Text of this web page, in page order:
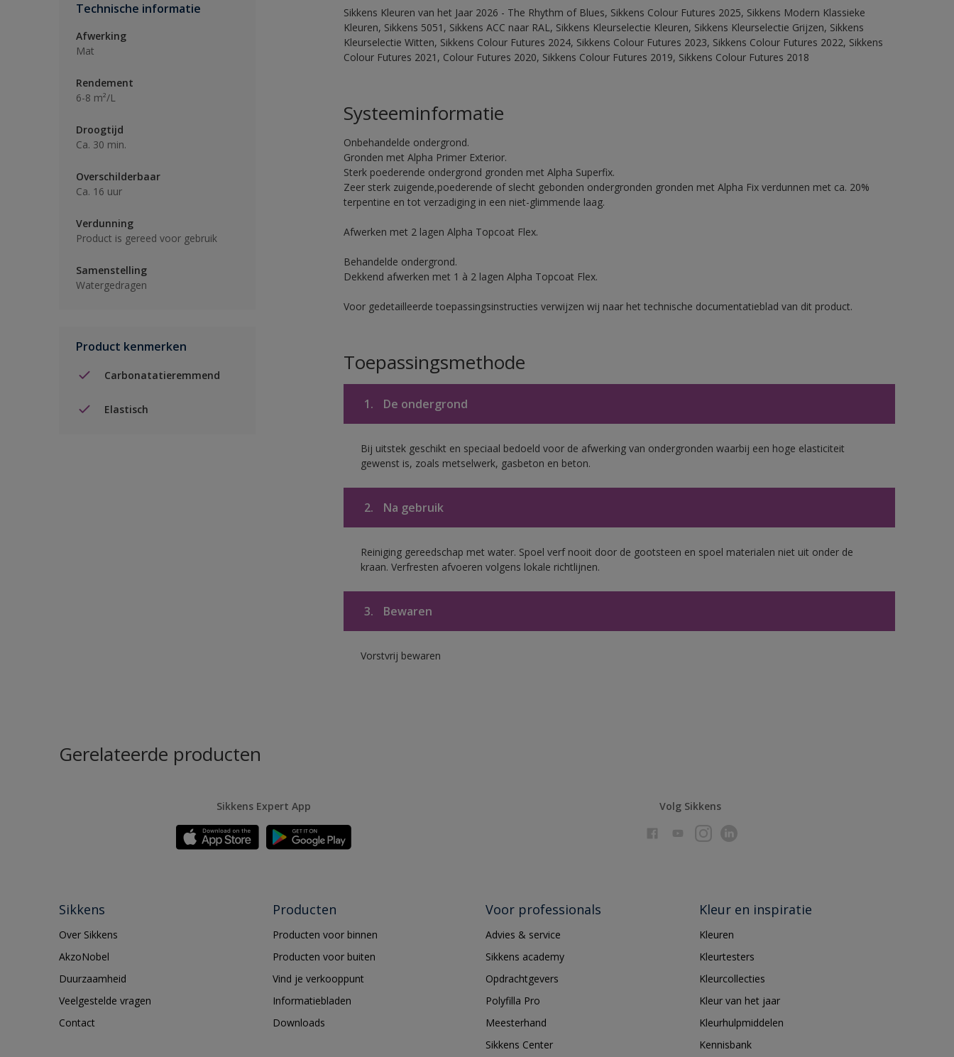
Technische informatie
Afwerking
Mat
Rendement
6-8 m²/L
Droogtijd
Ca. 30 min.
Overschilderbaar
Ca. 16 uur
Verdunning
Product is gereed voor gebruik
Samenstelling
Watergedragen
Product kenmerken
Carbonatatieremmend
Elastisch
Sikkens Kleuren van het Jaar 2026 - The Rhythm of Blues, Sikkens Colour Futures 2025, Sikkens Modern Klassieke
Kleuren, Sikkens 5051, Sikkens ACC naar RAL, Sikkens Kleurselectie Kleuren, Sikkens Kleurselectie Grijzen, Sikkens
Kleurselectie Witten, Sikkens Colour Futures 2024, Sikkens Colour Futures 2023, Sikkens Colour Futures 2022, Sikkens
Colour Futures 2021, Colour Futures 2020, Sikkens Colour Futures 2019, Sikkens Colour Futures 2018
Systeeminformatie
Onbehandelde ondergrond.
Gronden met Alpha Primer Exterior.
Sterk poederende ondergrond gronden met Alpha Superfix.
Zeer sterk zuigende,poederende of slecht gebonden ondergronden gronden met Alpha Fix verdunnen met ca. 20%
terpentine en tot verzadiging in een niet-glimmende laag.
Afwerken met 2 lagen Alpha Topcoat Flex.
Behandelde ondergrond.
Dekkend afwerken met 1 à 2 lagen Alpha Topcoat Flex.
Voor gedetailleerde toepassingsinstructies verwijzen wij naar het technische documentatieblad van dit product.
Toepassingsmethode
1. De ondergrond
Bij uitstek geschikt en speciaal bedoeld voor de afwerking van ondergronden waarbij een hoge elasticiteit
gewenst is, zoals metselwerk, gasbeton en beton.
2. Na gebruik
Reiniging gereedschap met water. Spoel verf nooit door de gootsteen en spoel materialen niet uit onder de
kraan. Verfresten afvoeren volgens lokale richtlijnen.
3. Bewaren
Vorstvrij bewaren
Gerelateerde producten
Sikkens Expert App Volg Sikkens
Sikkens
Over Sikkens
AkzoNobel
Duurzaamheid
Veelgestelde vragen
Contact
Producten
Producten voor binnen
Producten voor buiten
Vind je verkooppunt
Informatiebladen
Downloads
Voor professionals
Advies & service
Sikkens academy
Opdrachtgevers
Polyfilla Pro
Meesterhand
Sikkens Center
Kleur en inspiratie
Kleuren
Kleurtesters
Kleurcollecties
Kleur van het jaar
Kleurhulpmiddelen
Kennisbank